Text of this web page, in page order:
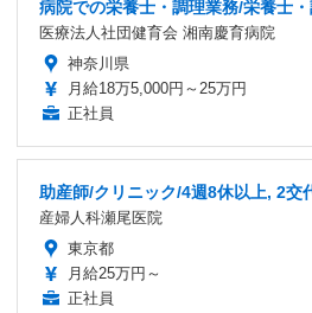
病院での栄養士・調理業務/栄養士
医療法人社団健育会 湘南慶育病院
神奈川県
月給18万5,000円～25万円
正社員
助産師/クリニック/4週8休以上, 2交
産婦人科瀬尾医院
東京都
月給25万円～
正社員